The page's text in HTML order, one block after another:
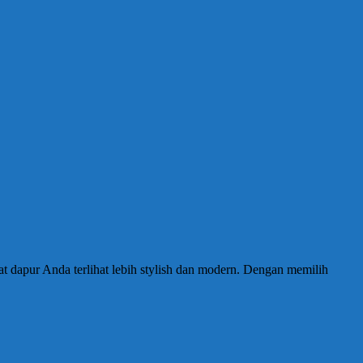
dapur Anda terlihat lebih stylish dan modern. Dengan memilih